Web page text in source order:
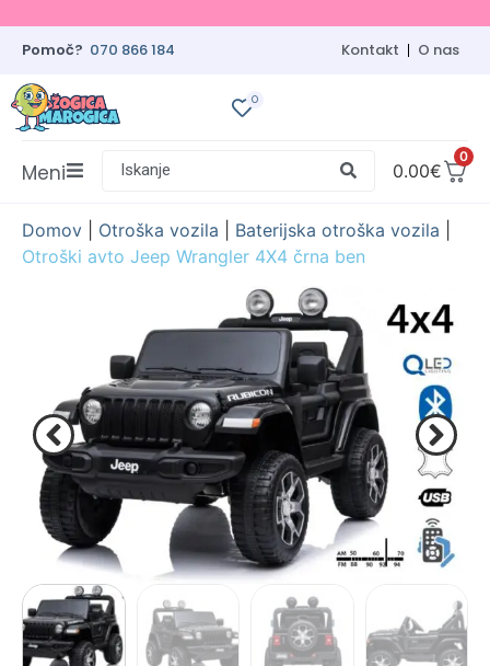
Pomoč? 070 866 184 Kontakt O nas
0
0
0.00€
Iskanje
Meni
Domov Otroška vozila Baterijska otroška vozila
Otroški avto Jeep Wrangler 4X4 črna ben